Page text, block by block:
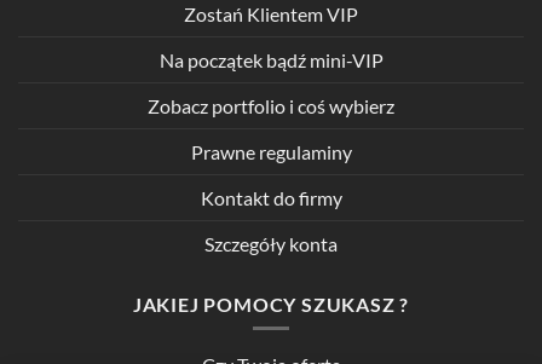
Zostań Klientem VIP
Na początek bądź mini-VIP
Zobacz portfolio i coś wybierz
Prawne regulaminy
Kontakt do firmy
Szczegóły konta
JAKIEJ POMOCY SZUKASZ ?